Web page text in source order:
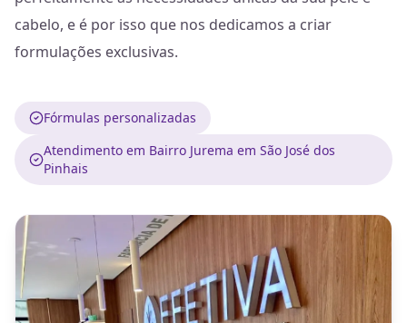
cabelo, e é por isso que nos dedicamos a criar
formulações exclusivas.
Fórmulas personalizadas
Atendimento em Bairro Jurema em São José dos
Pinhais